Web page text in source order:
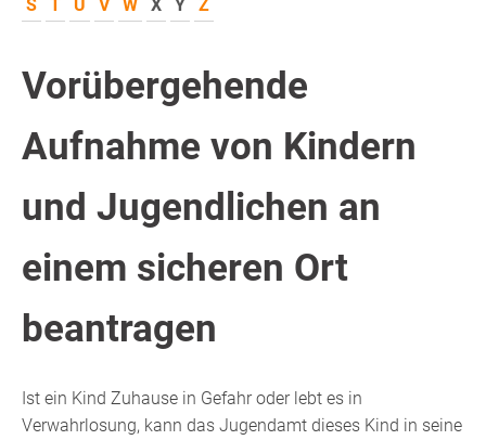
S
T U V W X Y Z
Vorübergehende
Aufnahme von Kindern
und Jugendlichen an
einem sicheren Ort
beantragen
Ist ein Kind Zuhause in Gefahr oder lebt es in
Verwahrlosung, kann das Jugendamt dieses Kind in seine